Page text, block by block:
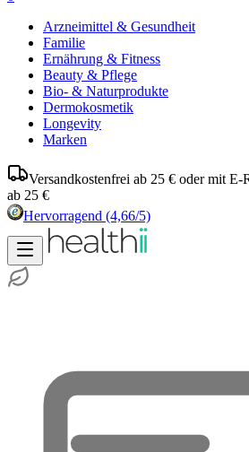
Arzneimittel & Gesundheit
Familie
Ernährung & Fitness
Beauty & Pflege
Bio- & Naturprodukte
Dermokosmetik
Longevity
Marken
Versandkostenfrei ab 25 € oder mit E-
ab 25 €
Hervorragend (4,66/5)